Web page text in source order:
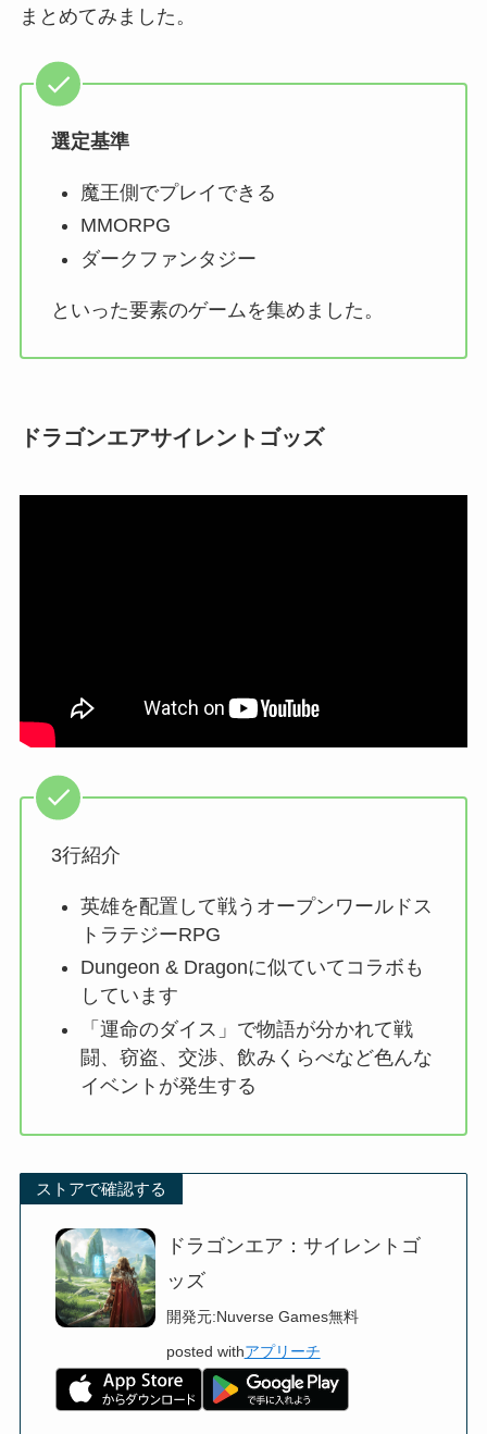
まとめてみました。
選定基準
魔王側でプレイできる
MMORPG
ダークファンタジー
といった要素のゲームを集めました。
ドラゴンエアサイレントゴッズ
3行紹介
英雄を配置して戦うオープンワールドス
トラテジーRPG
Dungeon & Dragonに似ていてコラボも
しています
「運命のダイス」で物語が分かれて戦
闘、窃盗、交渉、飲みくらべなど色んな
イベントが発生する
ストアで確認する
ドラゴンエア：サイレントゴ
ッズ
開発元:Nuverse Games無料
posted withアプリーチ